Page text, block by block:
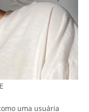
uma usuária